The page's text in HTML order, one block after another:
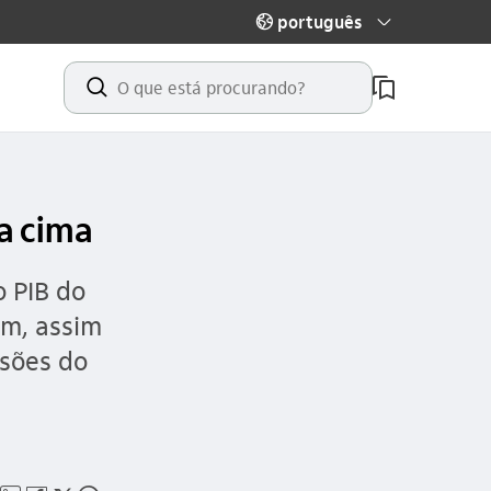
globo_outline português seta_baixo
busca_outline
cima
PIB do
assim
do